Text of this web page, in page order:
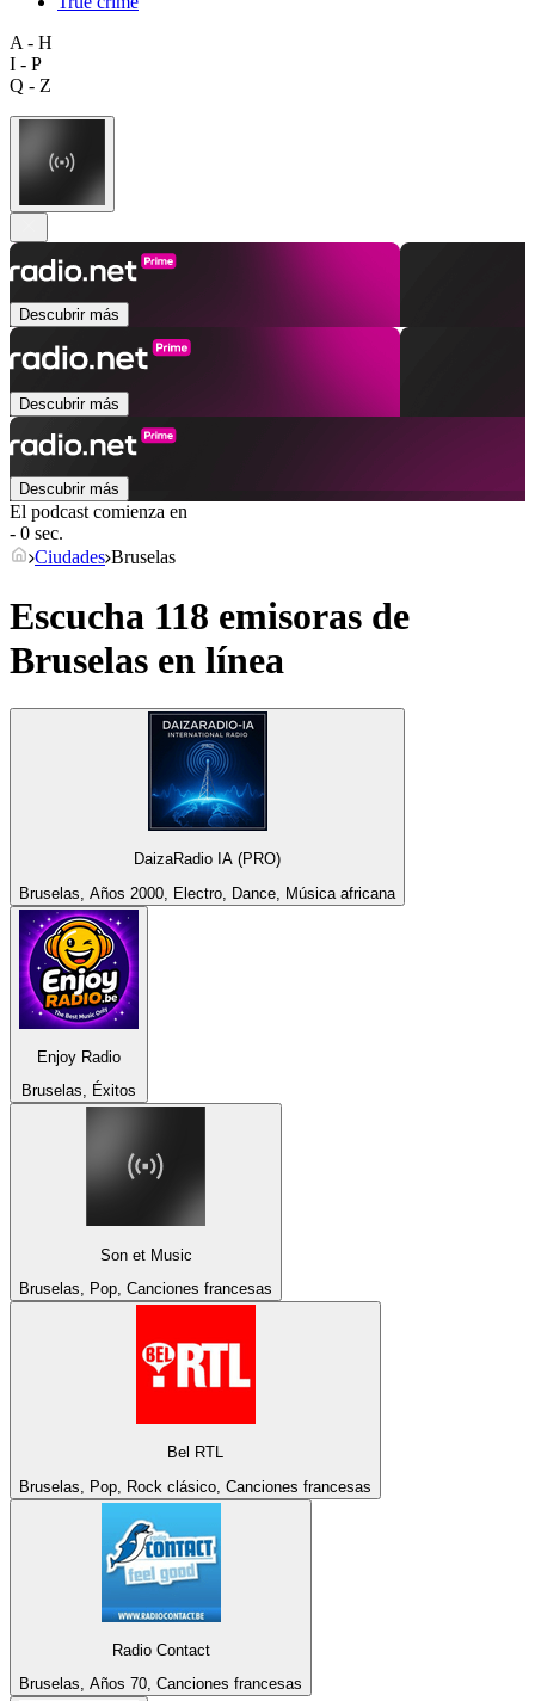
A - H
I - P
Q - Z
Descubrir más
Descubrir más
Descubrir más
El podcast comienza en
- 0 sec.
Ciudades Bruselas
Escucha 118 emisoras de
Bruselas en línea
DaizaRadio IA (PRO)
Bruselas, Años 2000, Electro, Dance, Música africana
Enjoy Radio
Bruselas, Éxitos
Son et Music
Bruselas, Pop, Canciones francesas
Bel RTL
Bruselas, Pop, Rock clásico, Canciones francesas
Radio Contact
Bruselas, Años 70, Canciones francesas